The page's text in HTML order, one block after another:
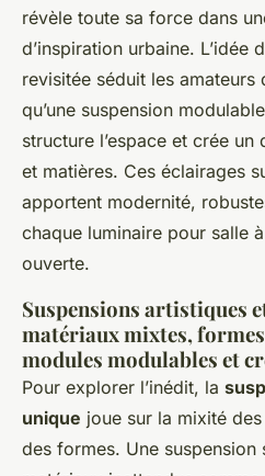
révèle toute sa force dans
d’inspiration urbaine. L’idée
revisitée séduit les amateurs
qu’une suspension
structure l’espace et crée
et matières. Ces éclairages
apportent modernité,
chaque luminaire pour salle
ouverte.
Suspensions artistiques
matériaux mixtes,
modules modulables et
Pour explorer l’inédit, la
unique joue sur la mixité
des formes. Une